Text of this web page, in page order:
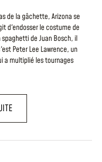
de la gâchette, Arizona se
d'endosser le costume de
de Juan Bosch, il
Peter Lee Lawrence, un
a multiplié les tournages